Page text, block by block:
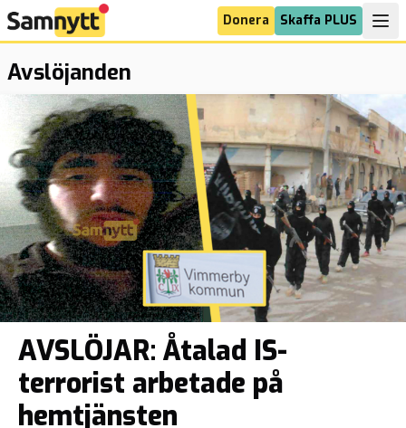
Donera Skaffa PLUS
Avslöjanden
AVSLÖJAR: Åtalad IS-
terrorist arbetade på
hemtjänsten